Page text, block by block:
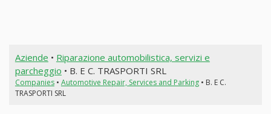
Aziende • Riparazione automobilistica, servizi e
parcheggio • B. E C. TRASPORTI SRL
Companies• Automotive Repair, Services and Parking• B. E C.
TRASPORTI SRL